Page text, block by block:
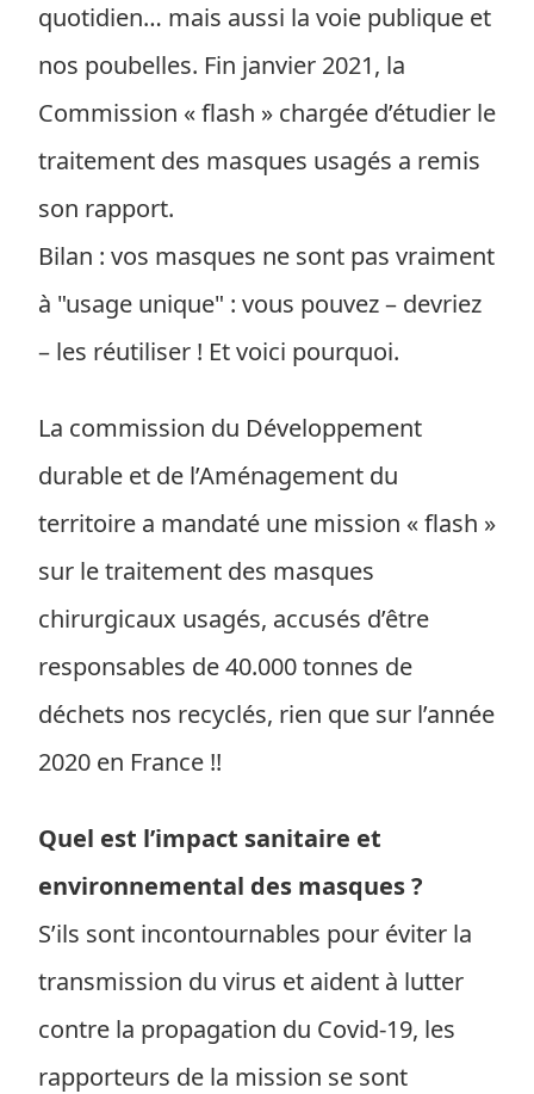
quotidien… mais aussi la voie publique et
nos poubelles. Fin janvier 2021, la
Commission « flash » chargée d’étudier le
traitement des masques usagés a remis
son rapport.
Bilan : vos masques ne sont pas vraiment
à "usage unique" : vous pouvez – devriez
– les réutiliser ! Et voici pourquoi.
La commission du Développement
durable et de l’Aménagement du
territoire a mandaté une mission « flash »
sur le traitement des masques
chirurgicaux usagés, accusés d’être
responsables de 40.000 tonnes de
déchets nos recyclés, rien que sur l’année
2020 en France !!
Quel est l’impact sanitaire et
environnemental des masques ?
S’ils sont incontournables pour éviter la
transmission du virus et aident à lutter
contre la propagation du Covid-19, les
rapporteurs de la mission se sont